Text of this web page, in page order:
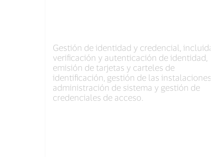
Gestión de identidad y credencial, incluidas
verificación y autenticación de identidad,
emisión de tarjetas y carteles de
identificación, gestión de las instalaciones,
administración de sistema y gestión de
credenciales de acceso.